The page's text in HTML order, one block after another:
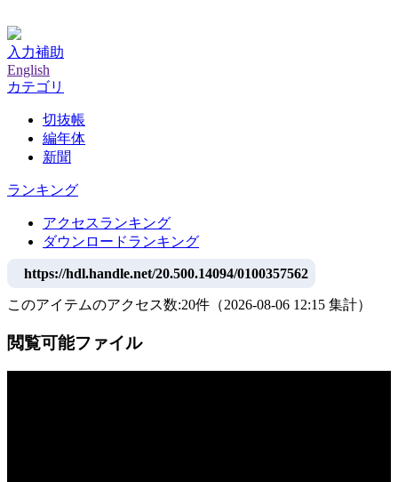
入力補助
English
カテゴリ
切抜帳
編年体
新聞
ランキング
アクセスランキング
ダウンロードランキング
https://hdl.handle.net/20.500.14094/0100357562
このアイテムのアクセス数:20件 （2026-08-06 12:15 集計）
閲覧可能ファイル